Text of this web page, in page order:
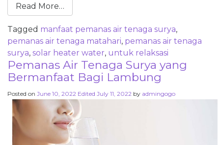
Read More…
Tagged manfaat pemanas air tenaga surya,
pemanas air tenaga matahari, pemanas air tenaga
surya, solar heater water, untuk relaksasi
Pemanas Air Tenaga Surya yang
Bermanfaat Bagi Lambung
Posted on June 10, 2022 Edited July 11, 2022 by admingogo